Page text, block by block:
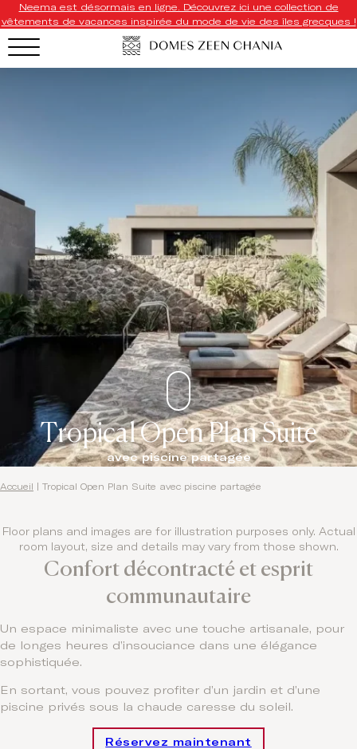
Neema est désormais en ligne. Découvrez ici une collection de
vêtements de vacances inspirée du mode de vie des îles grecques !
Tropical Open Plan Suite
avec piscine partagée
Accueil Tropical Open Plan Suite avec piscine partagée
Floor plans and images are for illustration purposes only. Actual
room layout, size and details may vary from those shown.
Confort décontracté et esprit
communautaire
Un espace minimaliste avec une touche artisanale, pour
de longes heures d’insouciance dans une élégance
sophistiquée.
En sortant, vous pouvez profiter d’un jardin et d’une
piscine privés sous la chaude caresse du soleil.
Réservez maintenant